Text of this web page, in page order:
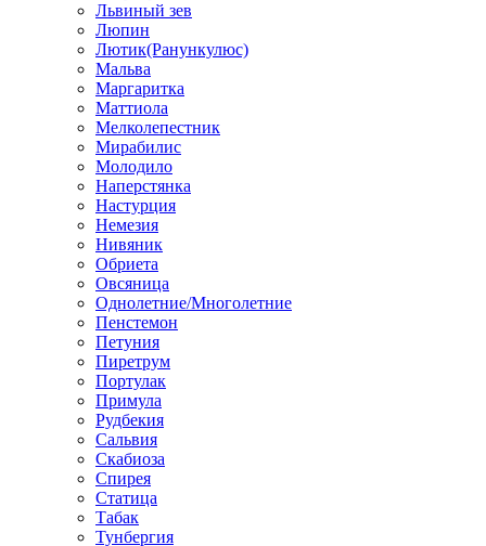
Львиный зев
Люпин
Лютик(Ранункулюс)
Мальва
Маргаритка
Маттиола
Мелколепестник
Мирабилис
Молодило
Наперстянка
Настурция
Немезия
Нивяник
Обриета
Овсяница
Однолетние/Многолетние
Пенстемон
Петуния
Пиретрум
Портулак
Примула
Рудбекия
Сальвия
Скабиоза
Спирея
Статица
Табак
Тунбергия